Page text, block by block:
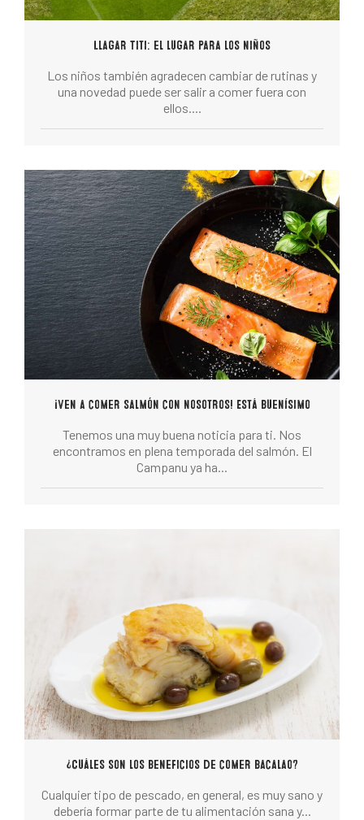
Llagar Titi: el lugar para los niños
Los niños también agradecen cambiar de rutinas y
una novedad puede ser salir a comer fuera con
ellos....
¡Ven a comer salmón con nosotros! Está buenísimo
Tenemos una muy buena noticia para ti. Nos
encontramos en plena temporada del salmón. El
Campanu ya ha...
¿Cuáles son los beneficios de comer bacalao?
Cualquier tipo de pescado, en general, es muy sano y
debería formar parte de tu alimentación sana y...